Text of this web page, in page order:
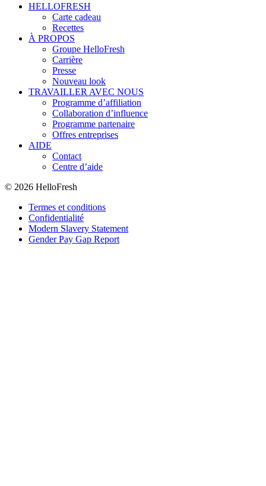
HELLOFRESH
Carte cadeau
Recettes
À PROPOS
Groupe HelloFresh
Carrière
Presse
Nouveau look
TRAVAILLER AVEC NOUS
Programme d’affiliation
Collaboration d’influence
Programme partenaire
Offres entreprises
AIDE
Contact
Centre d’aide
© 2026 HelloFresh
Termes et conditions
Confidentialité
Modern Slavery Statement
Gender Pay Gap Report